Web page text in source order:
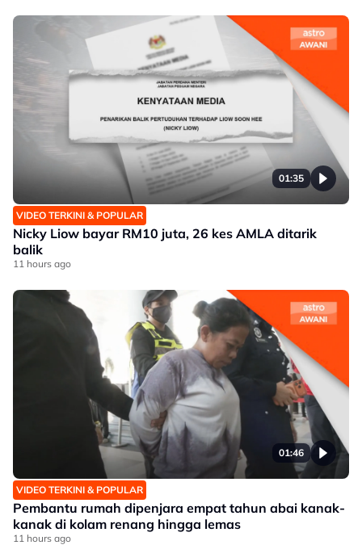
01:35
VIDEO TERKINI & POPULAR
Nicky Liow bayar RM10 juta, 26 kes AMLA ditarik
balik
11 hours ago
01:46
VIDEO TERKINI & POPULAR
Pembantu rumah dipenjara empat tahun abai kanak-
kanak di kolam renang hingga lemas
11 hours ago